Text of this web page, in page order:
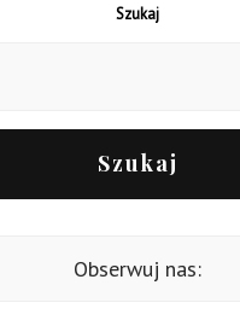
Szukaj
Szukaj
Obserwuj nas: